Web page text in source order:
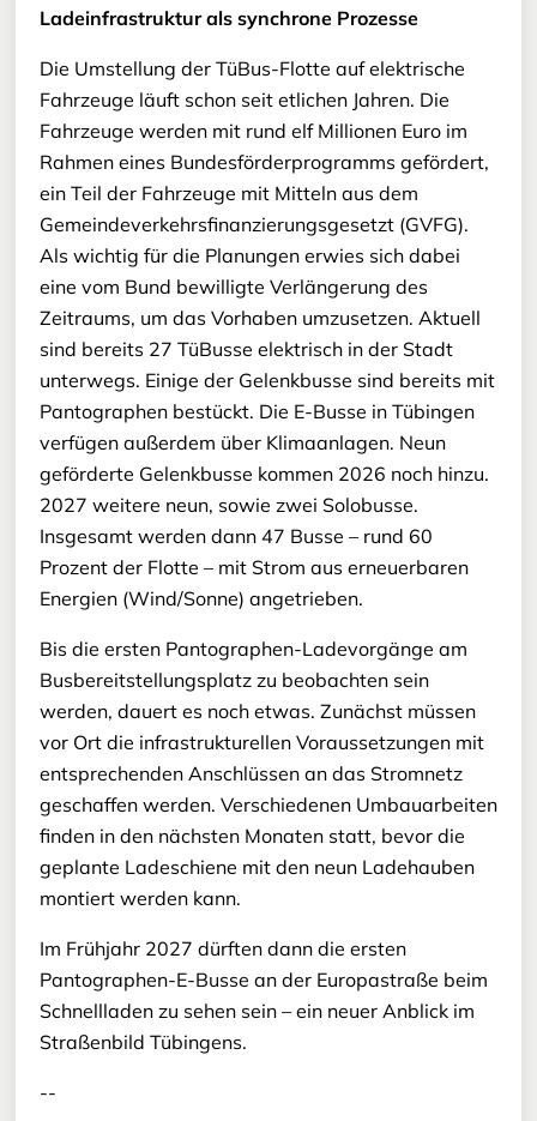
Ladeinfrastruktur als synchrone Prozesse
Die Umstellung der TüBus-Flotte auf elektrische
Fahrzeuge läuft schon seit etlichen Jahren. Die
Fahrzeuge werden mit rund elf Millionen Euro im
Rahmen eines Bundesförderprogramms gefördert,
ein Teil der Fahrzeuge mit Mitteln aus dem
Gemeindeverkehrsfinanzierungsgesetzt (GVFG).
Als wichtig für die Planungen erwies sich dabei
eine vom Bund bewilligte Verlängerung des
Zeitraums, um das Vorhaben umzusetzen. Aktuell
sind bereits 27 TüBusse elektrisch in der Stadt
unterwegs. Einige der Gelenkbusse sind bereits mit
Pantographen bestückt. Die E-Busse in Tübingen
verfügen außerdem über Klimaanlagen. Neun
geförderte Gelenkbusse kommen 2026 noch hinzu.
2027 weitere neun, sowie zwei Solobusse.
Insgesamt werden dann 47 Busse – rund 60
Prozent der Flotte – mit Strom aus erneuerbaren
Energien (Wind/Sonne) angetrieben.
Bis die ersten Pantographen-Ladevorgänge am
Busbereitstellungsplatz zu beobachten sein
werden, dauert es noch etwas. Zunächst müssen
vor Ort die infrastrukturellen Voraussetzungen mit
entsprechenden Anschlüssen an das Stromnetz
geschaffen werden. Verschiedenen Umbauarbeiten
finden in den nächsten Monaten statt, bevor die
geplante Ladeschiene mit den neun Ladehauben
montiert werden kann.
Im Frühjahr 2027 dürften dann die ersten
Pantographen-E-Busse an der Europastraße beim
Schnellladen zu sehen sein – ein neuer Anblick im
Straßenbild Tübingens.
--